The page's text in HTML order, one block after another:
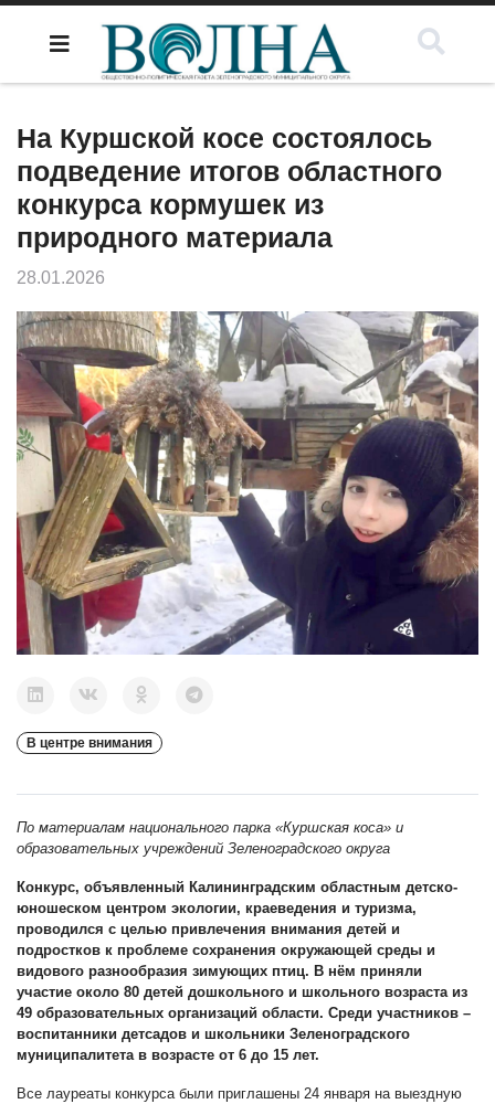
На Куршской косе состоялось
подведение итогов областного
конкурса кормушек из
природного материала
28.01.2026
В центре внимания
По материалам национального парка «Куршская коса» и
образовательных учреждений Зеленоградского округа
Конкурс, объявленный Калининградским областным детско-
юношеском центром экологии, краеведения и туризма,
проводился с целью привлечения внимания детей и
подростков к проблеме сохранения окружающей среды и
видового разнообразия зимующих птиц. В нём приняли
участие около 80 детей дошкольного и школьного возраста из
49 образовательных организаций области. Среди участников –
воспитанники детсадов и школьники Зеленоградского
муниципалитета в возрасте от 6 до 15 лет.
Все лауреаты конкурса были приглашены 24 января на выездную